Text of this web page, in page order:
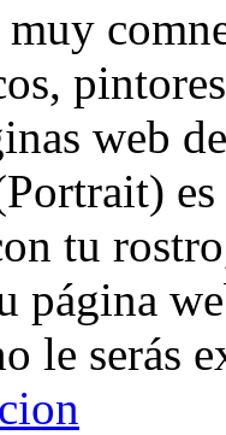
web
tu
página
le serás